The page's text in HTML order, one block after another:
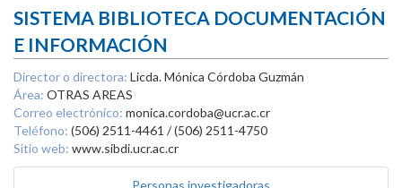
SISTEMA BIBLIOTECA DOCUMENTACIÓN
E INFORMACIÓN
Director o directora: Licda. Mónica Córdoba Guzmán
Área: OTRAS AREAS
Correo electrónico: monica.cordoba@ucr.ac.cr
Teléfono: (506) 2511-4461 / (506) 2511-4750
Sitio web: www.sibdi.ucr.ac.cr
Personas investigadoras